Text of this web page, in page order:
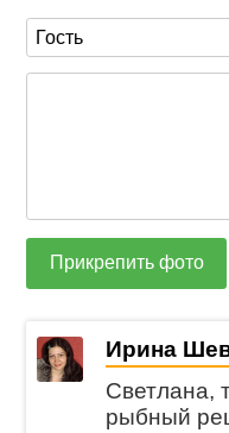
Прикрепить фото
Ирина
Светлана,
рыбный